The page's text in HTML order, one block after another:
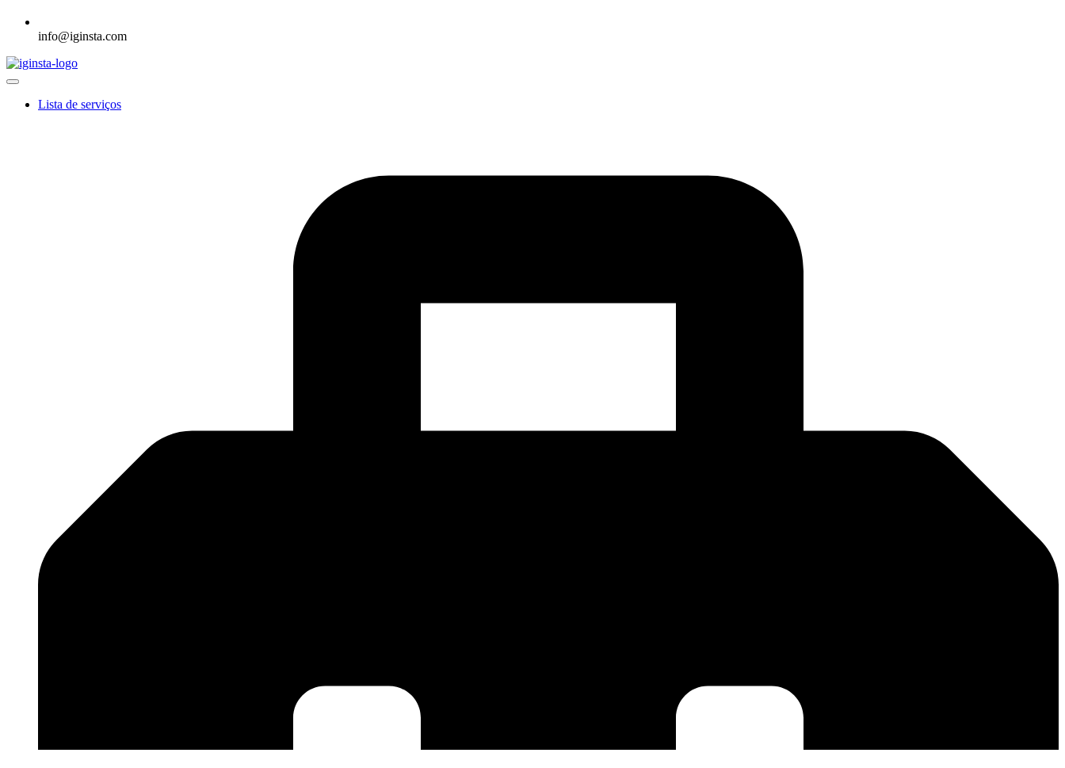
info@iginsta.com
Lista de serviços